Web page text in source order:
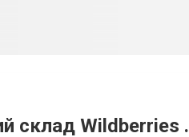
склад Wildberries